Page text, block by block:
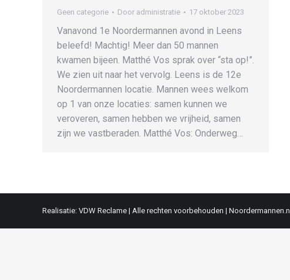
Geen categorie Door administratie 17 oktober 2023
Vanavond 1e Noordermannen avond in Leens
beleefd! Machtig! Meer dan 50 mannen
kwamen bijeen. Matthé Vos sprak over “sta op!”.
We zien uit naar het vervolg. Leens is de 12e
Noordermannen locatie. Mannen wees welkom
op 1 van onze locaties: samen kunnen we
veroveren, samen hebben we vrijheid, samen
zijn we vastberaden. Matthé Vos: Onderweg…
Realisatie: VDW Reclame | Alle rechten voorbehouden | Noordermannen.nl